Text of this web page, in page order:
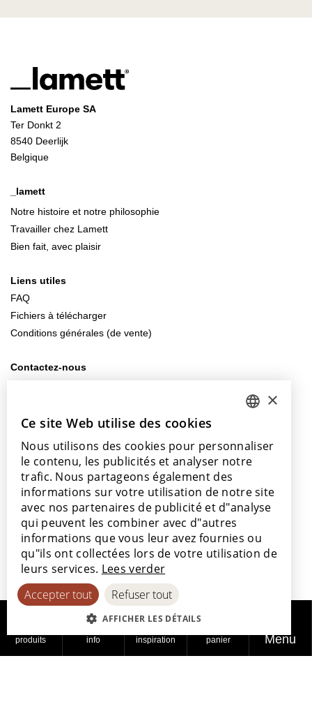
produits info inspiration panier Menu
Lamett Europe SA
Ter Donkt 2
8540 Deerlijk
Belgique
_lamett
Notre histoire et notre philosophie
Travailler chez Lamett
Bien fait, avec plaisir
Liens utiles
FAQ
Fichiers à télécharger
Conditions générales (de vente)
Contactez-nous
Notre salle d’exposition
Nos points de vente
Avec le soutien de
© 2026
Politique de
Politique en
Déclaration
ENGLISH
FRENCH
SPANISH
×
Ce site Web utilise des cookies
Nous utilisons des cookies pour personnaliser
le contenu, les publicités et analyser notre
trafic. Nous partageons également des
informations sur votre utilisation de notre site
avec nos partenaires de publicité et d"analyse
qui peuvent les combiner avec d"autres
informations que vous leur avez fournies ou
qu"ils ont collectées lors de votre utilisation de
leurs services. Lees verder
Accepter tout
Refuser tout
AFFICHER LES DÉTAILS